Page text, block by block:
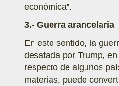
económica”.
3.- Guerra arancelaria
En este sentido, la
desatada por Trump,
respecto de algunos
materias, puede